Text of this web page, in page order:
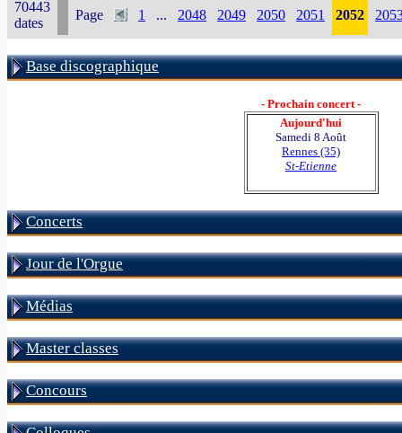
70443
dates
Page 1 ... 2048 2049 2050 2051 2052
Base discographique
- Prochain concert -
Aujourd'hui
Samedi 8 Août
Rennes (35)
St-Etienne
Concerts
Jour de l'Orgue
Médias
Master classes
Concours